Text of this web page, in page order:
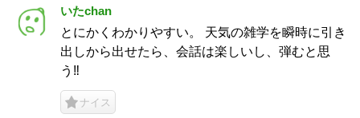
いたchan
とにかくわかりやすい。 天気の雑学を瞬時に引き
出しから出せたら、会話は楽しいし、弾むと思
う‼️
ナイス